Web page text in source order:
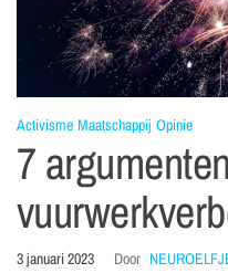
Activisme Maatschappij Opinie
7
3 januari 2023 Door